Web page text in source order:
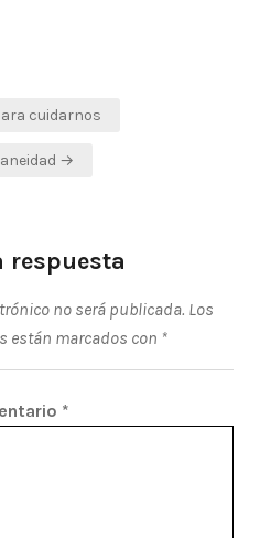
cuidarnos
→
respuesta
no será publicada. Los
están marcados con *
*